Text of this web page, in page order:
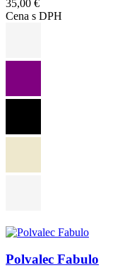
35,00 €
Cena s DPH
Obrázok
Polvalec Fabulo